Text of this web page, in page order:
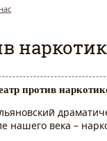
против
нашего века –